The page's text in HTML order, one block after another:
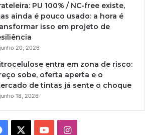
PU 100% / NC-free existe,
ainda é pouco usado: a hora é
isso em projeto de
junho 20, 2026
entra em zona de risco:
sobe, oferta aperta e o
de tintas já sente o choque
junho 18, 2026
Facebook YouTubeInstagram